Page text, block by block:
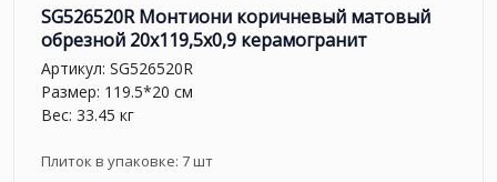
SG526520R Монтиони коричневый матовый
обрезной 20х119,5x0,9 керамогранит
Артикул: SG526520R
Размер: 119.5*20 см
Вес: 33.45 кг
Плиток в упаковке: 7шт